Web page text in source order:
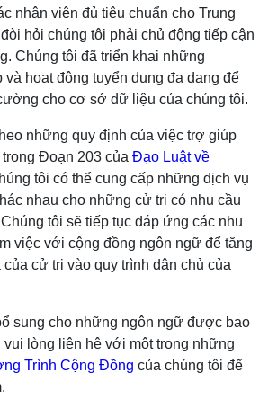
nhân viên đủ tiêu chuẩn cho Trung
hỏi chúng tôi phải chủ động tiếp cận
Chúng tôi đã triển khai những
hoạt động tuyển dụng đa dạng để
cho cơ sở dữ liệu của chúng tôi.
những quy định của việc trợ giúp
Đoạn 203 của Đạo Luật về
tôi có thể cung cấp những dịch vụ
nhau cho những cử tri có nhu cầu
tôi sẽ tiếp tục đáp ứng các nhu
việc với cộng đồng ngôn ngữ để tăng
cử tri vào quy trình dân chủ của
sung cho những ngôn ngữ được bao
vui lòng liên hệ với một trong những
Trình Cộng Đồng của chúng tôi để